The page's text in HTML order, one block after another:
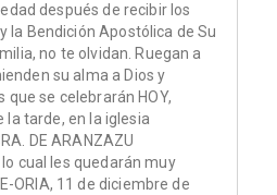
después de recibir los
la Bendición Apostólica de Su
no te olvidan. Ruegan a
su alma a Dios y
se celebrarán HOY,
la tarde, en la iglesia
DE ARANZAZU
cual les quedarán muy
ORIA, 11 de diciembre de